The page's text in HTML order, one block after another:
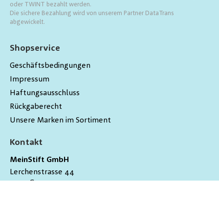
Kontakt
MeinStift GmbH
Lerchenstrasse 44
9200 Gossau
Shopservice
Geschäftsbedingungen
Impressum
Haftungsausschluss
Rückgaberecht
Unsere Marken im Sortiment
oder TWINT bezahlt werden.
Die sichere Bezahlung wird von unserem Partner DataTrans
abgewickelt.